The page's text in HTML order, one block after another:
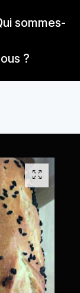
sommes-
?